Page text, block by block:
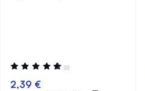
Valutazione:
100%
(8)
2,39 €